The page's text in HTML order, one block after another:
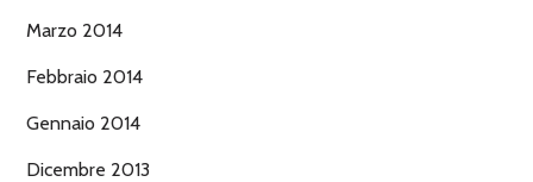
Marzo 2014
Febbraio 2014
Gennaio 2014
Dicembre 2013